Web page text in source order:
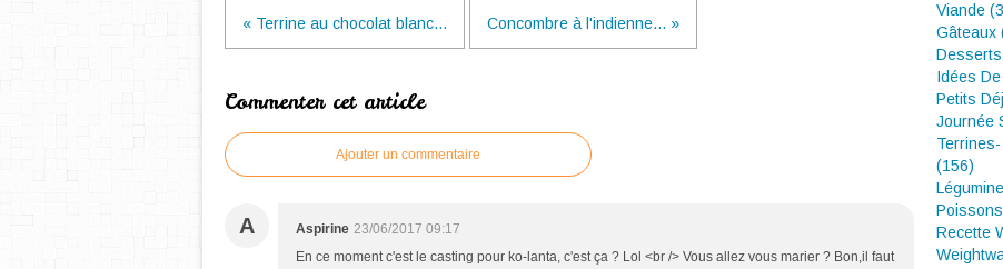
« Terrine au chocolat blanc... Concombre à l'indienne... »
Commenter cet article
Ajouter un commentaire
A Aspirine 23/06/2017 09:17
En ce moment c'est le casting pour ko-lanta, c'est ça ? Lol <br /> Vous allez vous marier ? Bon,il faut
Viande
Gâteaux
Idées
Petits
Journée
(156)
Recette